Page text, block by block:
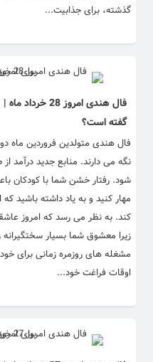
گذشته، برای جذابیت...
فال هندی
گفته است؟
فال هندی متولدین فروردین ماه
نگه می دارند. منابع جدید درآمد
شود. رفتار خشن شما با کودکان
مهار کنید و به یاد داشته باشید
کند. به نظر می رسد که امروز
زیرا معشوق شما بسیار سختگیرانه
مشغله های روزمره زمانی برای
اوقات فراغت خود...